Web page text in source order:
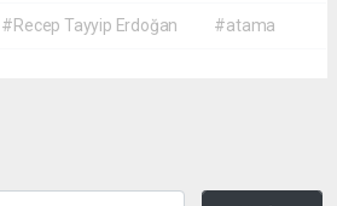
#Recep Tayyip Erdoğan #atama